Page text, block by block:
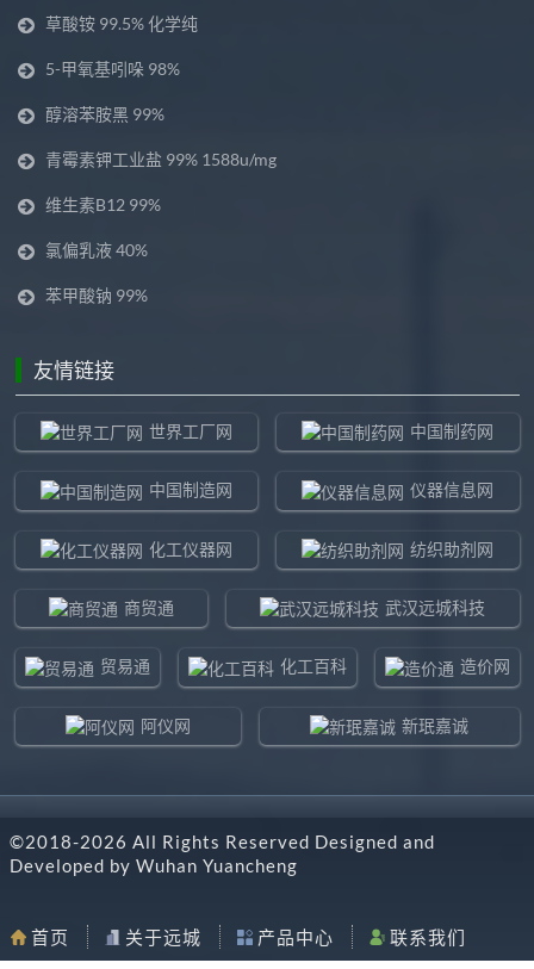
草酸铵 99.5% 化学纯
5-甲氧基吲哚 98%
醇溶苯胺黑 99%
青霉素钾工业盐 99% 1588u/mg
维生素B12 99%
氯偏乳液 40%
苯甲酸钠 99%
友情链接
世界工厂网 中国制药网
中国制造网 仪器信息网
化工仪器网 纺织助剂网
商贸通 武汉远城科技
贸易通 化工百科 造价网
阿仪网 新珉嘉诚
东北制造网 药智通
马可波罗网 阿仪网远城科技
©2018-2026 All Rights Reserved Designed and
Developed by Wuhan Yuancheng
首页 关于远城 产品中心 联系我们